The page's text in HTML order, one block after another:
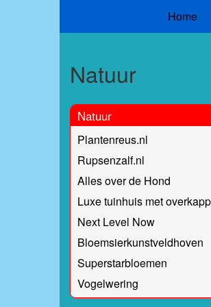
Home
Natuur
Natuur
Plantenreus.nl
Rupsenzalf.nl
Alles over de Hond
Luxe tuinhuis met
Next Level Now
Bloemsierkunstveldhoven
Superstarbloemen
Vogelwering